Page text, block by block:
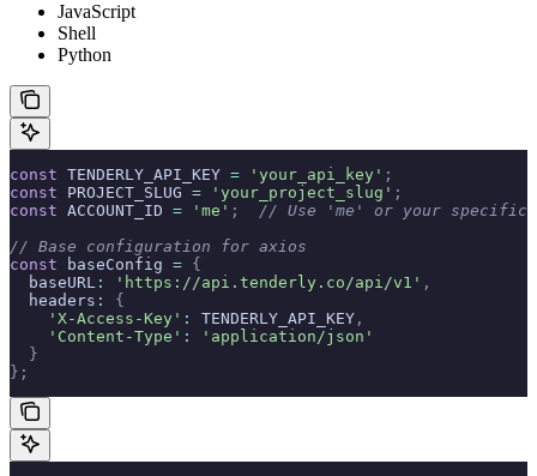
JavaScript
Shell
Python
const TENDERLY_API_KEY = 'your_api_key' ;
const PROJECT_SLUG = 'your_project_slug' ;
const ACCOUNT_ID = 'me' ;
// Use 'me' or your specific
// Base configuration for axios
const baseConfig = {
  baseURL
: 'https://api.tenderly.co/api/v1' ,
  headers
:
{
    'X-Access-Key'
: TENDERLY_API_KEY ,
    'Content-Type'
:
'application/json'
  }
};